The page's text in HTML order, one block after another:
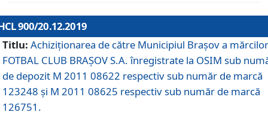
900/20.12.2019
Titlu: Achiziționarea de către Municipiul Brașov a mărcilor
FOTBAL CLUB BRAȘOV S.A. înregistrate la OSIM sub
de depozit M 2011 08622 respectiv sub număr de marcă
123248 și M 2011 08625 respectiv sub număr de marcă
126751.